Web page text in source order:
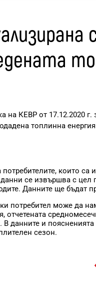
на КЕВР от 17.12.2020
топлинна
които са
се извършва с
Данните ще бъдат
потребител може да
отчетената
В данните и
сезон.